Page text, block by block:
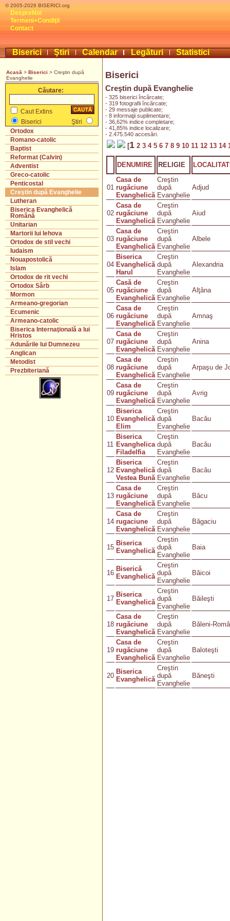
© 2005-2026 BISERICI.org
DespreNoi
Termeni+Condiţii
Contact
Biserici Ştiri Calendar Legături Statistici
Acasă > Biserici > Creştin după
Evanghelie
Căutare:
Caut Extins
Biserici
Ştiri
Ortodox
Romano-catolic
Baptist
Reformat (Calvin)
Adventist
Greco-catolic
Penticostal
Creştin după Evanghelie
Lutheran
Biserica Evanghelică
Română
Unitarian
Martorii lui Iehova
Ortodox de stil vechi
Iudaism
Nouapostolică
Islam
Ortodox de rit vechi
Ortodox Sârb
Mormon
Armeano-gregorian
Ecumenic
Armeano-catolic
Biserica Internaţională a lui
Hristos
Adunările lui Dumnezeu
Anglican
Metodist
Prezbiteriană
Biserici
Creştin după Evanghelie
- 325 biserici încărcate;
- 319 fotografii încărcate;
- 29 messaje publicate;
- 8 informaţii suplimentare;
- 36,62% indice completare;
- 41,85% indice localizare;
- 2.475.540 accesări.
[1 2 3 4 5 6 7 8 9 10 11 12 13 14
DENUMIRE RELIGIE
01
Casa de
rugăciune
Evanghelică
Creştin
după
Evanghelie
Adjud
02
Casa de
rugăciune
Evanghelică
Creştin
după
Evanghelie
Aiud
03
Casa de
rugăciune
Evanghelică
Creştin
după
Evanghelie
Albele
04
Biserica
Evanghelică
Harul
Creştin
după
Evanghelie
Alexandria
05
Casă de
rugăciune
Evanghelică
Creştin
după
Evanghelie
Alţâna
06
Casa de
rugăciune
Evanghelică
Creştin
după
Evanghelie
Amnaş
07
Casa de
rugăciune
Evanghelică
Creştin
după
Evanghelie
Anina
08
Casa de
rugăciune
Evanghelică
Creştin
după
Evanghelie
Arpaşu de
09
Casa de
rugăciune
Evanghelică
Creştin
după
Evanghelie
Avrig
10
Biserica
Evanghelică
Elim
Creştin
după
Evanghelie
Bacău
11
Biserica
Evanghelica
Filadelfia
Creştin
după
Evanghelie
Bacău
12
Biserica
Evanghelică
Vestea Bună
Creştin
după
Evanghelie
Bacău
13
Casa de
rugăciune
Evanghelică
Creştin
după
Evanghelie
Bâcu
14
Casa de
rugaciune
Evanghelică
Creştin
după
Evanghelie
Băgaciu
15
Biserica
Evanghelică
Creştin
după
Evanghelie
Baia
16
Biserică
Evanghelică
Creştin
după
Evanghelie
Băicoi
17
Biserica
Evanghelică
Creştin
după
Evanghelie
Băileşti
18
Casa de
rugăciune
Evanghelică
Creştin
după
Evanghelie
Băleni-
19
Casa de
rugăciune
Evanghelică
Creştin
după
Evanghelie
Baloteşti
20
Biserica
Evanghelică
Creştin
după
Evanghelie
Băneşti